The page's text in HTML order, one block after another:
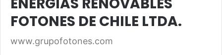
FOTONES DE CHILE LTDA.
www.grupofotones.com